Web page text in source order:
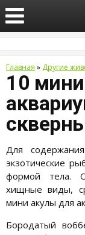
Главная » Другие
10
Для
экзотические
формой тела.
хищные виды,
мини акулы для
Бородатый